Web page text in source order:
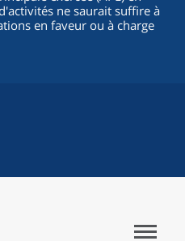
ne saurait suffire à
en faveur ou à charge